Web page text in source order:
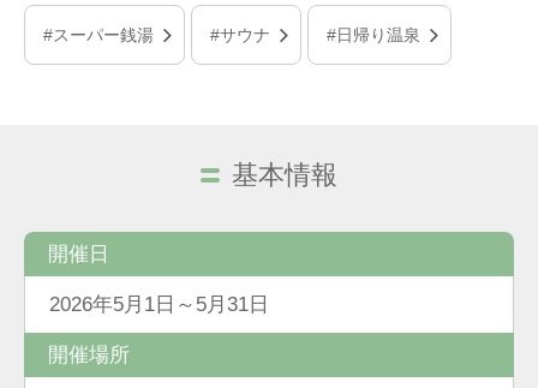
#スーパー銭湯 #サウナ #日帰り温泉
基本情報
開催日
2026年5月1日～5月31日
開催場所